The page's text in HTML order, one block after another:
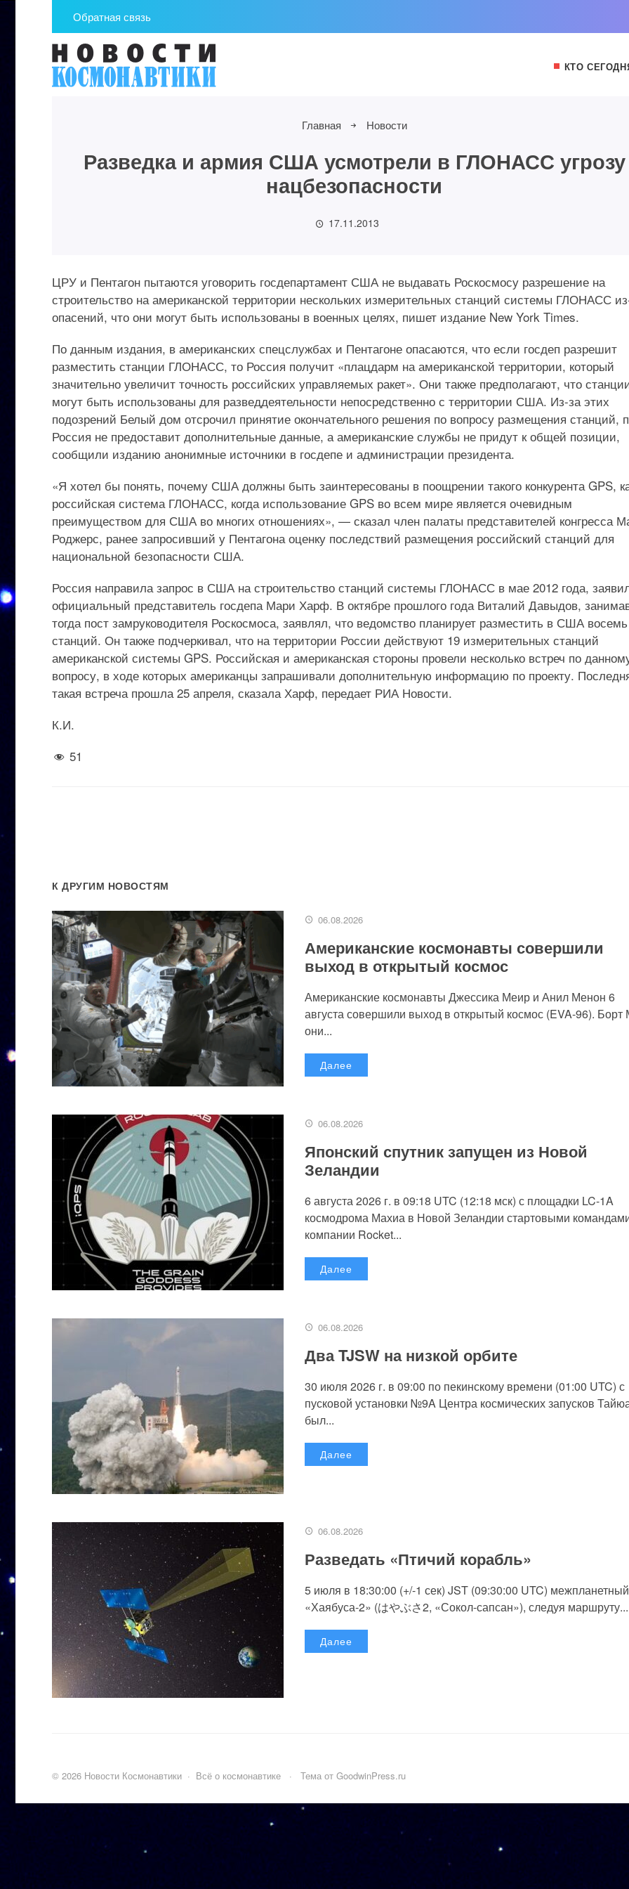
Обратная связь
КТО
Главная Новости
Разведка и армия США усмотрели в ГЛОНАСС угрозу
нацбезопасности
17.11.2013
ЦРУ и Пентагон пытаются уговорить госдепартамент США не выдавать Роскосмосу разрешение на
строительство на американской территории нескольких измерительных станций системы ГЛОНАСС
опасений, что они могут быть использованы в военных целях, пишет издание New York Times.
По данным издания, в американских спецслужбах и Пентагоне опасаются, что если госдеп разрешит
разместить станции ГЛОНАСС, то Россия получит «плацдарм на американской территории, который
значительно увеличит точность российских управляемых ракет». Они также предполагают, что
могут быть использованы для разведдеятельности непосредственно с территории США. Из-за этих
подозрений Белый дом отсрочил принятие окончательного решения по вопросу размещения станций,
Россия не предоставит дополнительные данные, а американские службы не придут к общей позиции,
сообщили изданию анонимные источники в госдепе и администрации президента.
«Я хотел бы понять, почему США должны быть заинтересованы в поощрении такого конкурента GPS,
российская система ГЛОНАСС, когда использование GPS во всем мире является очевидным
преимуществом для США во многих отношениях», — сказал член палаты представителей конгресса
Роджерс, ранее запросивший у Пентагона оценку последствий размещения российский станций для
национальной безопасности США.
Россия направила запрос в США на строительство станций системы ГЛОНАСС в мае 2012 года,
официальный представитель госдепа Мари Харф. В октябре прошлого года Виталий Давыдов,
тогда пост замруководителя Роскосмоса, заявлял, что ведомство планирует разместить в США восемь
станций. Он также подчеркивал, что на территории России действуют 19 измерительных станций
американской системы GPS. Российская и американская стороны провели несколько встреч по
вопросу, в ходе которых американцы запрашивали дополнительную информацию по проекту.
такая встреча прошла 25 апреля, сказала Харф, передает РИА Новости.
К.И.
51
К ДРУГИМ НОВОСТЯМ
06.08.2026
Американские космонавты совершили
выход в открытый космос
Американские космонавты Джессика Меир и Анил Менон 6
августа совершили выход в открытый космос (EVA-96).
они...
Далее
06.08.2026
Японский спутник запущен из Новой
Зеландии
6 августа 2026 г. в 09:18 UTC (12:18 мск) с площадки LC-1A
космодрома Махиа в Новой Зеландии стартовыми
компании Rocket...
Далее
06.08.2026
Два TJSW на низкой орбите
30 июля 2026 г. в 09:00 по пекинскому времени (01:00 UTC) с
пусковой установки №9A Центра космических запусков
был...
Далее
06.08.2026
Разведать «Птичий корабль»
5 июля в 18:30:00 (+/-1 сек) JST (09:30:00 UTC)
«Хаябуса-2» (はやぶさ2, «Сокол-сапсан»), следуя маршруту...
Далее
© 2026 Новости Космонавтики · Всё о космонавтике · Тема от GoodwinPress.ru